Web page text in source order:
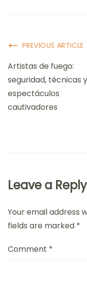
Post
Navigation
PREVIOUS ARTICLE
Artistas de fuego:
seguridad, técnicas y
espectáculos
cautivadores
Leave a Reply
Your email address
fields are marked *
Comment *